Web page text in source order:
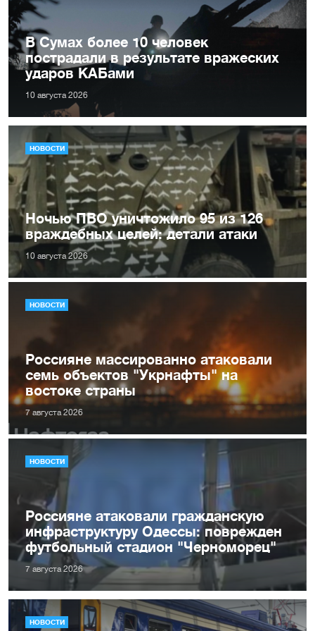
В Сумах более 10 человек
пострадали в результате вражеских
ударов КАБами
10 августа 2026
НОВОСТИ
Ночью ПВО уничтожило 95 из 126
враждебных целей: детали атаки
10 августа 2026
НОВОСТИ
Россияне массированно атаковали
семь объектов "Укрнафты" на
востоке страны
7 августа 2026
НОВОСТИ
Россияне атаковали гражданскую
инфраструктуру Одессы: поврежден
футбольный стадион "Черноморец"
7 августа 2026
НОВОСТИ